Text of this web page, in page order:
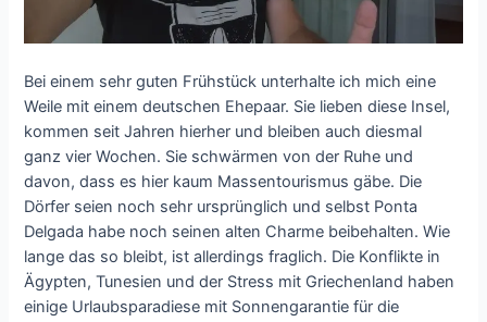
Bei einem sehr guten Frühstück unterhalte ich mich eine
Weile mit einem deutschen Ehepaar. Sie lieben diese Insel,
kommen seit Jahren hierher und bleiben auch diesmal
ganz vier Wochen. Sie schwärmen von der Ruhe und
davon, dass es hier kaum Massentourismus gäbe. Die
Dörfer seien noch sehr ursprünglich und selbst Ponta
Delgada habe noch seinen alten Charme beibehalten. Wie
lange das so bleibt, ist allerdings fraglich. Die Konflikte in
Ägypten, Tunesien und der Stress mit Griechenland haben
einige Urlaubsparadiese mit Sonnengarantie für die